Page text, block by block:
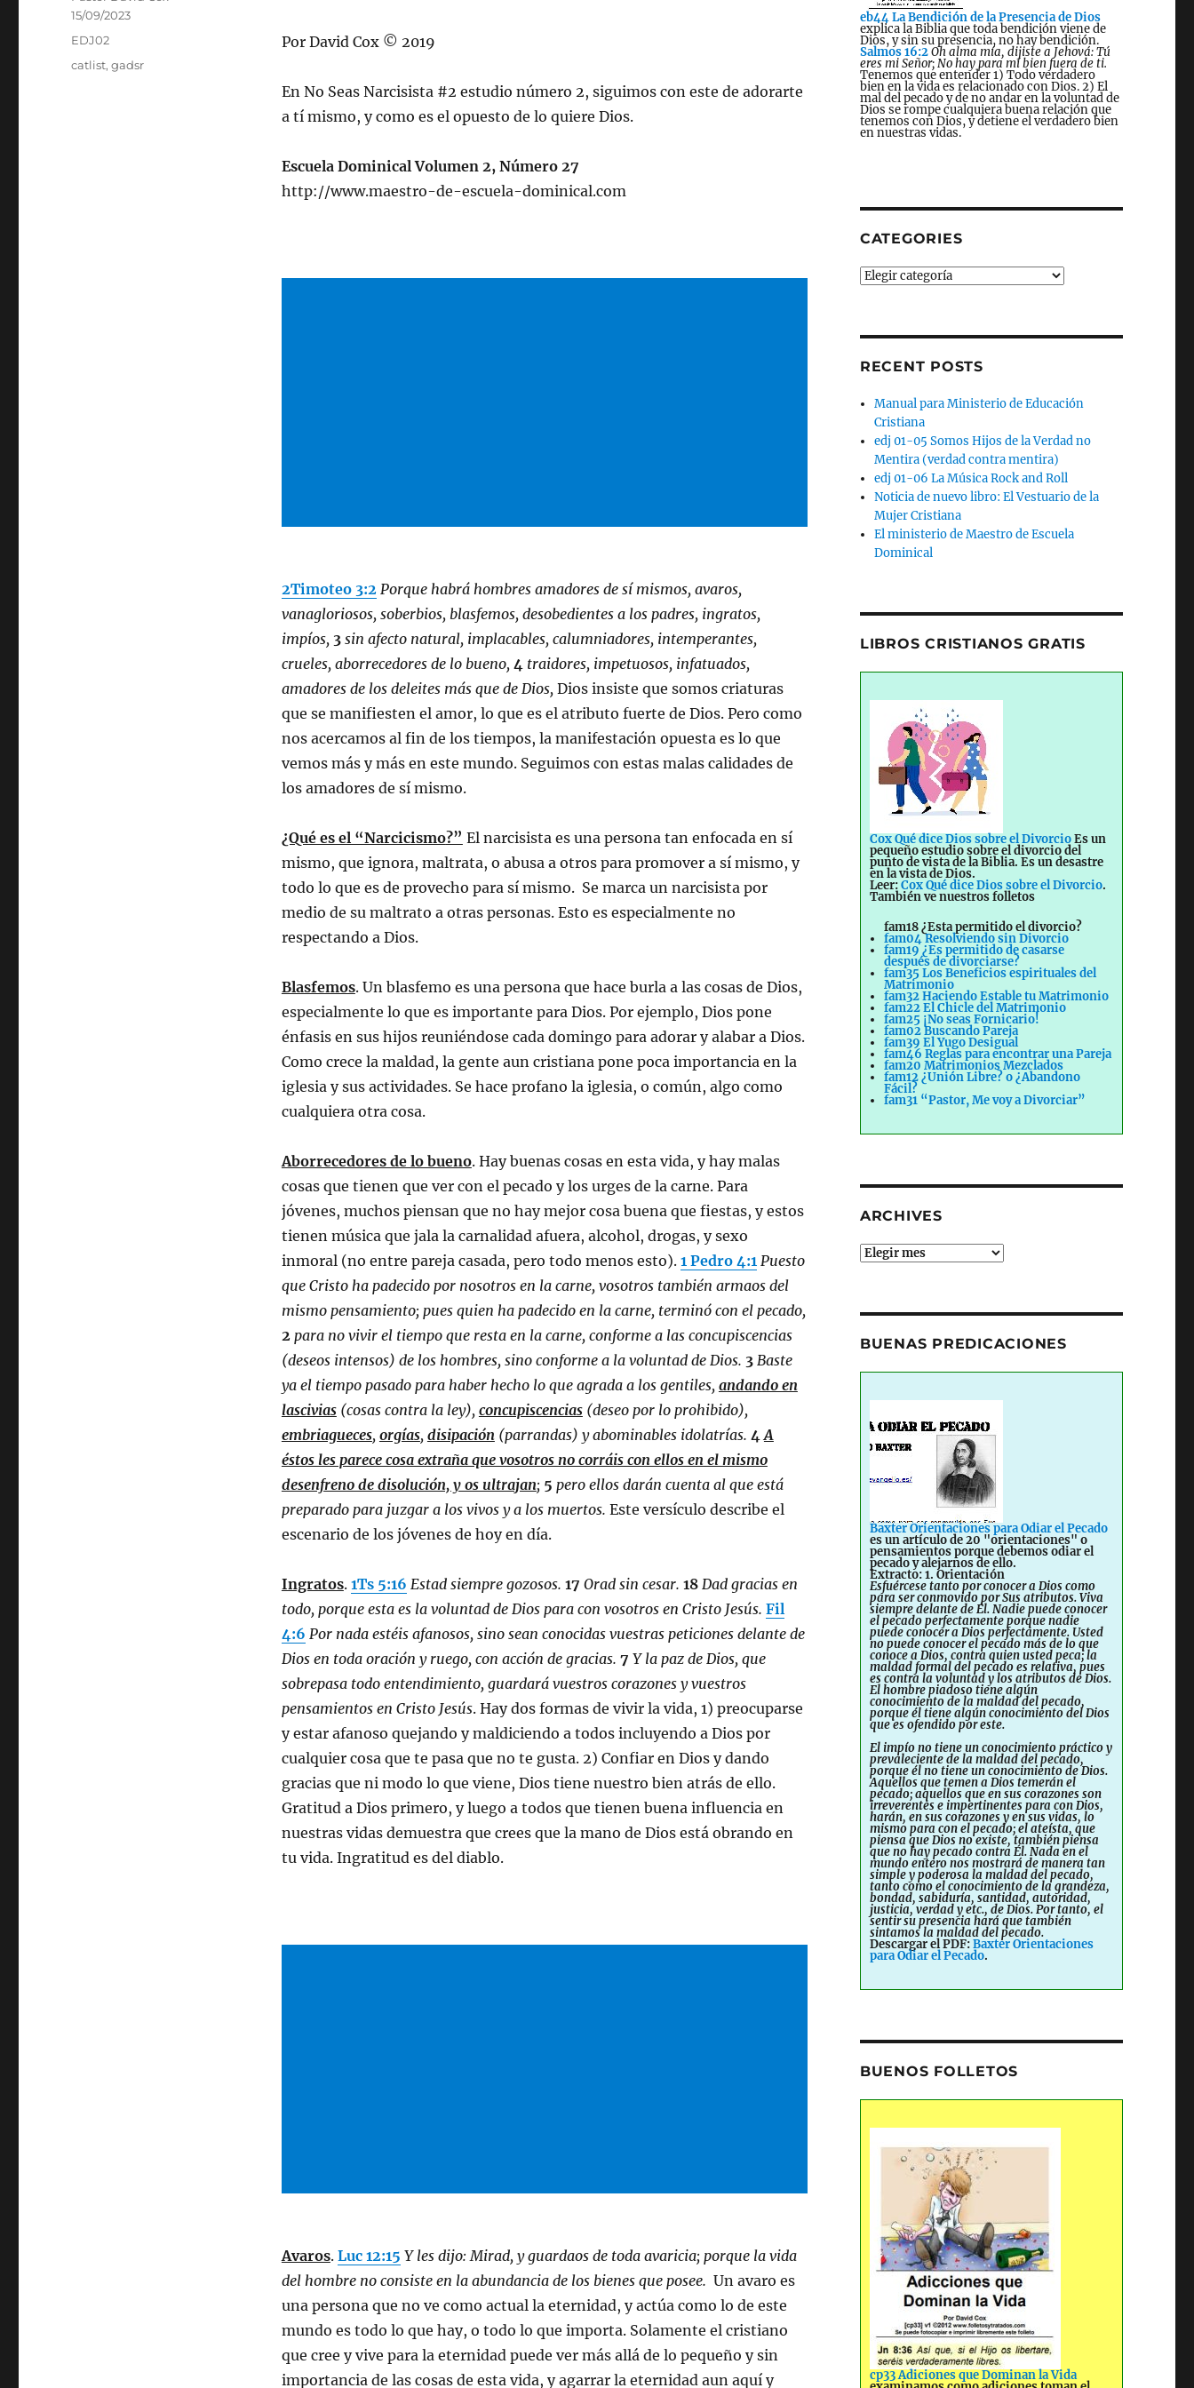
Por David Cox © 2019
En No Seas Narcisista #2 estudio número 2, siguimos con este de adorarte
a tí mismo, y como es el opuesto de lo quiere Dios.
Escuela Dominical Volumen 2, Número 27
http://www.maestro-de-escuela-dominical.com
2Timoteo 3:2 Porque habrá hombres amadores de sí mismos, avaros,
vanagloriosos, soberbios, blasfemos, desobedientes a los padres, ingratos,
impíos, 3sin afecto natural, implacables, calumniadores, intemperantes,
crueles, aborrecedores de lo bueno, 4 traidores, impetuosos, infatuados,
amadores de los deleites más que de Dios,Dios insiste que somos criaturas
que se manifiesten el amor, lo que es el atributo fuerte de Dios. Pero como
nos acercamos al fin de los tiempos, la manifestación opuesta es lo que
vemos más y más en este mundo. Seguimos con estas malas calidades de
los amadores de sí mismo.
¿Qué es el “Narcicismo?” El narcisista es una persona tan enfocada en sí
mismo, que ignora, maltrata, o abusa a otros para promover a sí mismo, y
todo lo que es de provecho para sí mismo. Se marca un narcisista por
medio de su maltrato a otras personas. Esto es especialmente no
respectando a Dios.
Blasfemos. Un blasfemo es una persona que hace burla a las cosas de Dios,
especialmente lo que es importante para Dios. Por ejemplo, Dios pone
énfasis en sus hijos reuniéndose cada domingo para adorar y alabar a Dios.
Como crece la maldad, la gente aun cristiana pone poca importancia en la
iglesia y sus actividades. Se hace profano la iglesia, o común, algo como
cualquiera otra cosa.
Aborrecedores de lo bueno. Hay buenas cosas en esta vida, y hay malas
cosas que tienen que ver con el pecado y los urges de la carne. Para
jóvenes, muchos piensan que no hay mejor cosa buena que fiestas, y estos
tienen música que jala la carnalidad afuera, alcohol, drogas, y sexo
inmoral (no entre pareja casada, pero todo menos esto). 1 Pedro 4:1Puesto
que Cristo ha padecido por nosotros en la carne, vosotros también armaos del
mismo pensamiento; pues quien ha padecido en la carne, terminó con el pecado,
2para no vivir el tiempo que resta en la carne, conforme a las concupiscencias
(deseos intensos) de los hombres, sino conforme a la voluntad de Dios. 3Baste
ya el tiempo pasado para haber hecho lo que agrada a los gentiles, andando en
lascivias(cosas contra la ley), concupiscencias(deseo por lo prohibido),
embriagueces, orgías, disipación(parrandas) y abominables idolatrías. 4 A
éstos les parece cosa extraña que vosotros no corráis con ellos en el mismo
desenfreno de disolución, y os ultrajan; 5 pero ellos darán cuenta al que está
preparado para juzgar a los vivos y a los muertos. Este versículo describe el
escenario de los jóvenes de hoy en día.
Ingratos. 1Ts 5:16 Estad siempre gozosos. 17 Orad sin cesar. 18Dad gracias en
todo, porque esta es la voluntad de Dios para con vosotros en Cristo Jesús. Fil
4:6 Por nada estéis afanosos, sino sean conocidas vuestras peticiones delante de
Dios en toda oración y ruego, con acción de gracias. 7 Y la paz de Dios, que
sobrepasa todo entendimiento, guardará vuestros corazones y vuestros
pensamientos en Cristo Jesús. Hay dos formas de vivir la vida, 1) preocuparse
y estar afanoso quejando y maldiciendo a todos incluyendo a Dios por
cualquier cosa que te pasa que no te gusta. 2) Confiar en Dios y dando
gracias que ni modo lo que viene, Dios tiene nuestro bien atrás de ello.
Gratitud a Dios primero, y luego a todos que tienen buena influencia en
nuestras vidas demuestra que crees que la mano de Dios está obrando en
tu vida. Ingratitud es del diablo.
Avaros. Luc 12:15 Y les dijo: Mirad, y guardaos de toda avaricia; porque la vida
del hombre no consiste en la abundancia de los bienes que posee. Un avaro es
una persona que no ve como actual la eternidad, y actúa como lo de este
mundo es todo lo que hay, o todo lo que importa. Solamente el cristiano
que cree y vive para la eternidad puede ver más allá de lo pequeño y sin
importancia de las cosas de esta vida, y agarrar la eternidad aun aquí y
Publicado
15/09/2023
Categorías
EDJ02
Etiquetas
catlist,gadsr
eb44 La Bendición de la Presencia de Dios
explica la Biblia que toda bendición viene de
Dios, y sin su presencia, no hay bendición.
Salmos 16:2Oh alma mía, dijiste a Jehová: Tú
eres mi Señor; No hay para mí bien fuera de ti.
Tenemos que entender 1) Todo verdadero
bien en la vida es relacionado con Dios. 2) El
mal del pecado y de no andar en la voluntad de
Dios se rompe cualquiera buena relación que
tenemos con Dios, y detiene el verdadero bien
en nuestras vidas.
CATEGORIES
Categories
RECENT POSTS
Manual para Ministerio de Educación
Cristiana
edj 01-05 Somos Hijos de la Verdad no
Mentira (verdad contra mentira)
edj 01-06 La Música Rock and Roll
Noticia de nuevo libro: El Vestuario de la
Mujer Cristiana
El ministerio de Maestro de Escuela
Dominical
LIBROS CRISTIANOS GRATIS
Cox Qué dice Dios sobre el DivorcioEs un
pequeño estudio sobre el divorcio del
punto de vista de la Biblia. Es un desastre
en la vista de Dios.
Leer:Cox Qué dice Dios sobre el Divorcio.
También ve nuestros folletos
fam18 ¿Esta permitido el divorcio?
fam04 Resolviendo sin Divorcio
fam19 ¿Es permitido de casarse
después de divorciarse?
fam35 Los Beneficios espirituales del
Matrimonio
fam32 Haciendo Estable tu Matrimonio
fam22 El Chicle del Matrimonio
fam25 ¡No seas Fornicario!
fam02 Buscando Pareja
fam39 El Yugo Desigual
fam46 Reglas para encontrar una Pareja
fam20 Matrimonios Mezclados
fam12 ¿Unión Libre? o ¿Abandono
Fácil?
fam31 “Pastor, Me voy a Divorciar”
ARCHIVES
Archives
BUENAS PREDICACIONES
Baxter Orientaciones para Odiar el Pecado
es un artículo de 20 "orientaciones" o
pensamientos porque debemos odiar el
pecado y alejarnos de ello.
Extracto: 1. Orientación
Esfuércese tanto por conocer a Dios como
para ser conmovido por Sus atributos. Viva
siempre delante de Él. Nadie puede conocer
el pecado perfectamente porque nadie
puede conocer a Dios perfectamente. Usted
no puede conocer el pecado más de lo que
conoce a Dios, contra quien usted peca; la
maldad formal del pecado es relativa, pues
es contra la voluntad y los atributos de Dios.
El hombre piadoso tiene algún
conocimiento de la maldad del pecado,
porque él tiene algún conocimiento del Dios
que es ofendido por este.
El impío no tiene un conocimiento práctico y
prevaleciente de la maldad del pecado,
porque él no tiene un conocimiento de Dios.
Aquellos que temen a Dios temerán el
pecado; aquellos que en sus corazones son
irreverentes e impertinentes para con Dios,
harán, en sus corazones y en sus vidas, lo
mismo para con el pecado; el ateísta, que
piensa que Dios no existe, también piensa
que no hay pecado contra Él. Nada en el
mundo entero nos mostrará de manera tan
simple y poderosa la maldad del pecado,
tanto como el conocimiento de la grandeza,
bondad, sabiduría, santidad, autoridad,
justicia, verdad y etc., de Dios. Por tanto, el
sentir su presencia hará que también
sintamos la maldad del pecado.
Descargar el PDF:Baxter Orientaciones
para Odiar el Pecado.
BUENOS FOLLETOS
cp33 Adiciones que Dominan la Vida